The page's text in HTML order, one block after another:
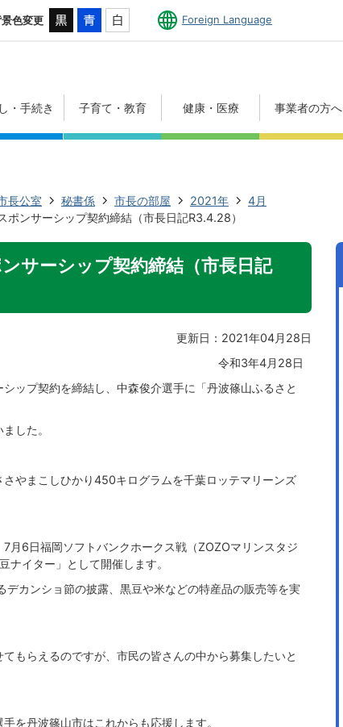
色変更 Foreign Language
・手続き 子育て・教育 健康・医療 事業者の方へ
長公室 秘書係 市長の部屋 2021年
4月
ポンサーシップ契約締結（市長日記R3.4.28）
サーシップ契約締結（市長日記
更新日：2021年04月28日
令和3年4月28日
ップ契約を締結し、中森俊介選手に「丹波篠山ふるさと
した。
やまこしひかり450キログラムを千葉ロッテマリーンズ
月6日福岡ソフトバンクホークス戦（ZOZOマリンスタジ
ナイター」として開催します。
デカンショ節の披露、黒豆や米などの特産品の販売等を実
もらえるのですが、市民の皆さんの中から募集したいと
を丹波篠山市はこれからも応援します。